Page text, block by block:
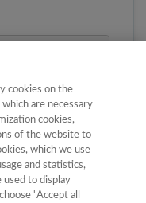
cookies on the
are necessary
cookies,
of the website to
which we use
and statistics,
used to display
"Accept all